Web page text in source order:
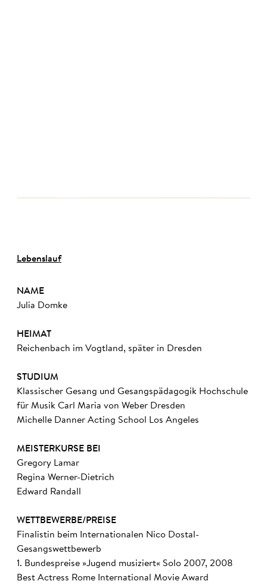
Lebenslauf
NAME
Julia Domke
HEIMAT
Reichenbach im Vogtland, später in Dresden
STUDIUM
Klassischer Gesang und Gesangspädagogik Hochschule
für Musik Carl Maria von Weber Dresden
Michelle Danner Acting School Los Angeles
MEISTERKURSE BEI
Gregory Lamar
Regina Werner-Dietrich
Edward Randall
WETTBEWERBE/PREISE
Finalistin beim Internationalen Nico Dostal-
Gesangswettbewerb
1. Bundespreise »Jugend musiziert« Solo 2007, 2008
Best Actress Rome International Movie Award